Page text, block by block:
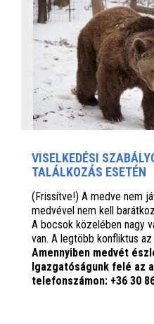
VISELKEDÉSI
TALÁLKOZÁS ESETÉN
(Frissítve!) A medve nem
medvével nem kell
A bocsok közelében nagy
van. A legtöbb konfliktus
Amennyiben medvét
Igazgatóságunk felé az
telefonszámon: +36 30